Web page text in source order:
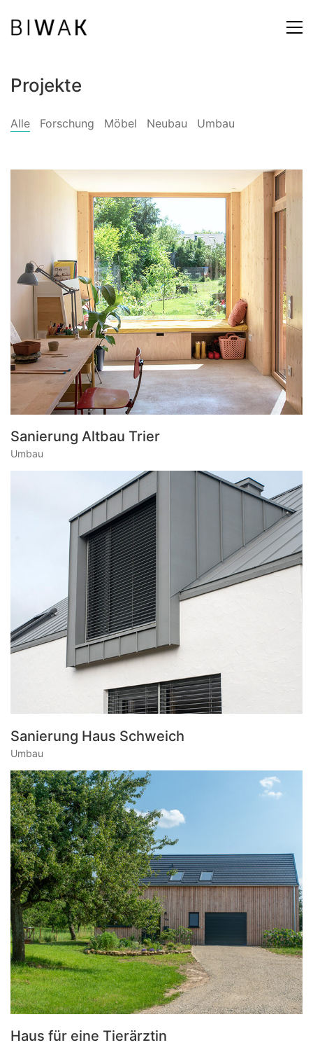
Projekte
Alle Forschung Möbel Neubau Umbau
Sanierung Altbau Trier
Umbau
Sanierung Haus Schweich
Umbau
Haus für eine Tierärztin